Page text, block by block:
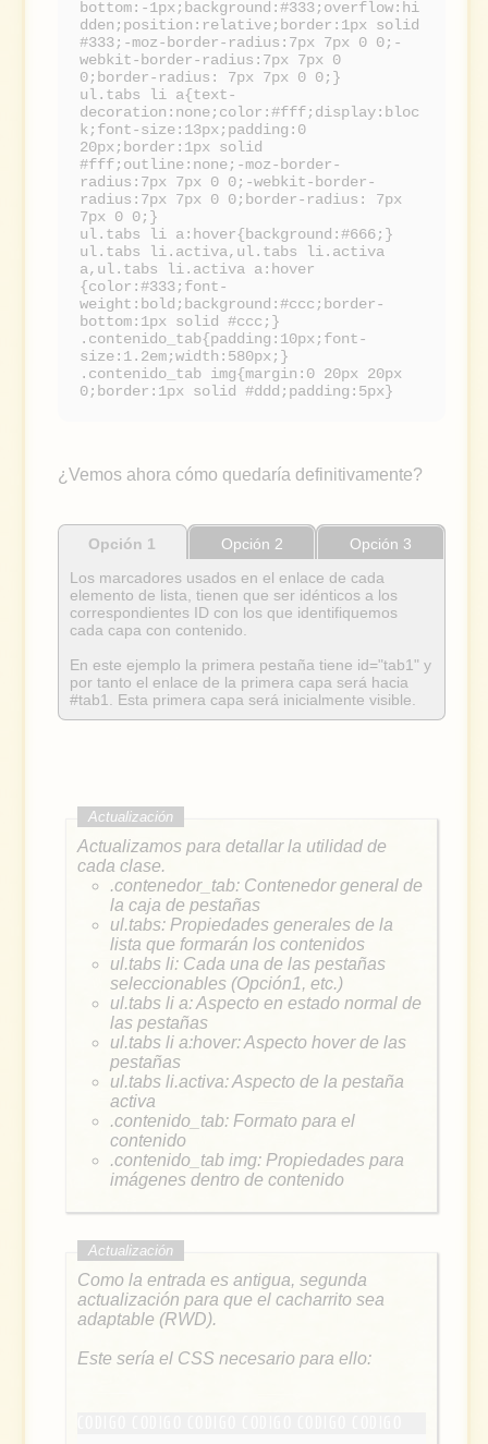
bottom:-1px;background:#333;overflow:hi
dden;position:relative;border:1px solid
#333;-moz-border-radius:7px 7px 0 0;-
webkit-border-radius:7px 7px 0
0;border-radius: 7px 7px 0 0;}
ul.tabs li a{text-
decoration:none;color:#fff;display:bloc
k;font-size:13px;padding:0
20px;border:1px solid
#fff;outline:none;-moz-border-
radius:7px 7px 0 0;-webkit-border-
radius:7px 7px 0 0;border-radius: 7px
7px 0 0;}
ul.tabs li a:hover{background:#666;}
ul.tabs li.activa,ul.tabs li.activa
a,ul.tabs li.activa a:hover
{color:#333;font-
weight:bold;background:#ccc;border-
bottom:1px solid #ccc;}
.contenido_tab{padding:10px;font-
size:1.2em;width:580px;}
.contenido_tab img{margin:0 20px 20px
0;border:1px solid #ddd;padding:5px}
¿Vemos ahora cómo quedaría definitivamente?
Opción 1 Opción 2
Opción 3
Los marcadores usados en el enlace de cada
elemento de lista, tienen que ser idénticos a los
correspondientes ID con los que identifiquemos
cada capa con contenido.
En este ejemplo la primera pestaña tiene id="tab1" y
por tanto el enlace de la primera capa será hacia
#tab1. Esta primera capa será inicialmente visible.
Actualizamos para detallar la utilidad de
cada clase.
.contenedor_tab: Contenedor general de
la caja de pestañas
ul.tabs: Propiedades generales de la
lista que formarán los contenidos
ul.tabs li: Cada una de las pestañas
seleccionables (Opción1, etc.)
ul.tabs li a: Aspecto en estado normal de
las pestañas
ul.tabs li a:hover: Aspecto hover de las
pestañas
ul.tabs li.activa: Aspecto de la pestaña
activa
.contenido_tab: Formato para el
contenido
.contenido_tab img: Propiedades para
imágenes dentro de contenido
Como la entrada es antigua, segunda
actualización para que el cacharrito sea
adaptable (RWD).
Este sería el CSS necesario para ello: